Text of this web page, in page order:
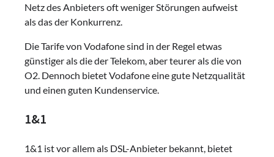
Netz des Anbieters oft weniger Störungen aufweist
als das der Konkurrenz.
Die Tarife von Vodafone sind in der Regel etwas
günstiger als die der Telekom, aber teurer als die von
O2. Dennoch bietet Vodafone eine gute Netzqualität
und einen guten Kundenservice.
1&1
1&1 ist vor allem als DSL-Anbieter bekannt, bietet